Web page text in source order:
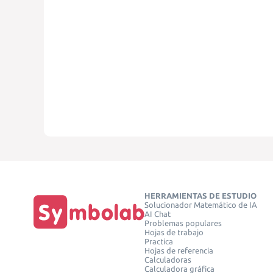
HERRAMIENTAS DE ESTUDIO
Solucionador Matemático de IA
AI Chat
Problemas populares
Hojas de trabajo
Practica
Hojas de referencia
Calculadoras
Calculadora gráfica